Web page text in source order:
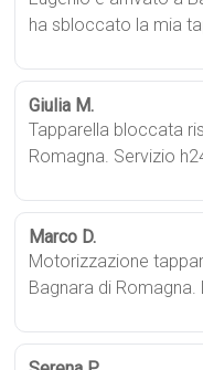
ha sbloccato la mia
Giulia M.
Tapparella bloccata
Romagna. Servizio
Marco D.
Motorizzazione
Bagnara di